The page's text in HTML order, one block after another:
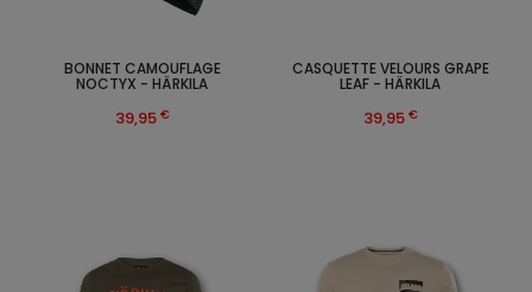
BONNET CAMOUFLAGE
NOCTYX - HÄRKILA
39,95 €
CASQUETTE VELOURS GRAPE
LEAF - HÄRKILA
39,95 €